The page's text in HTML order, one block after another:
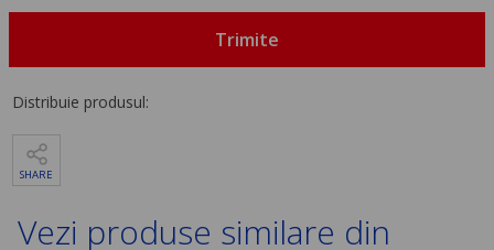
Trimite
Distribuie produsul:
SHARE
Vezi produse similare din